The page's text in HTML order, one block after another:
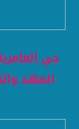
المهد